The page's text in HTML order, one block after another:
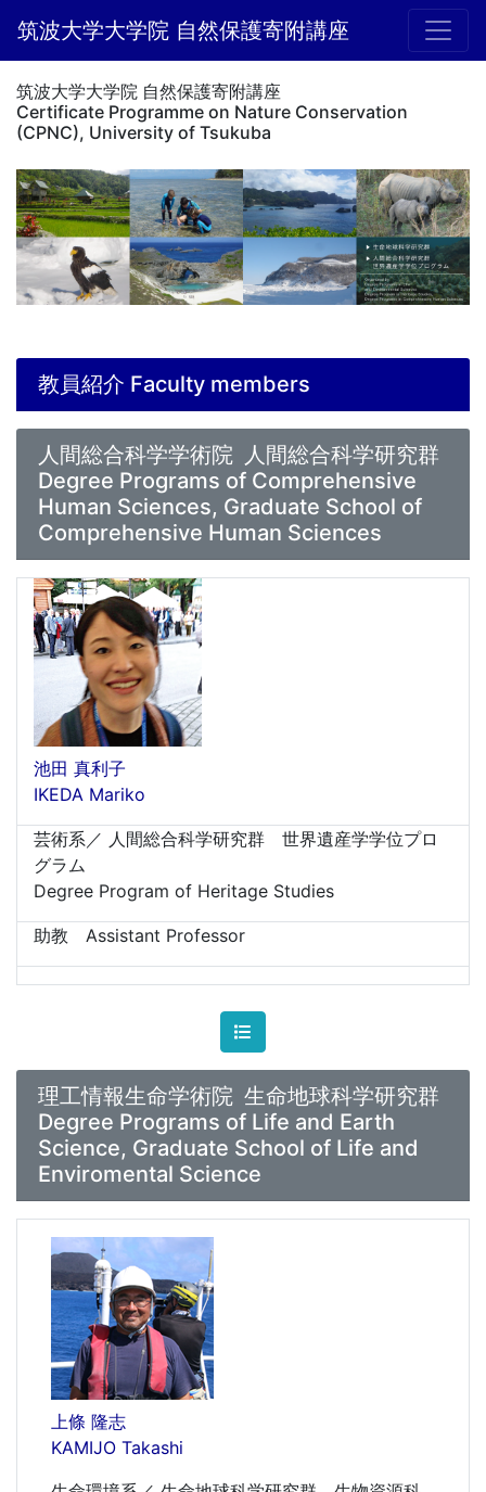
筑波大学大学院 自然保護寄附講座
筑波大学大学院 自然保護寄附講座
Certificate Programme on Nature Conservation
(CPNC), University of Tsukuba
教員紹介 Faculty members
人間総合科学学術院 人間総合科学研究群
Degree Programs of Comprehensive
Human Sciences, Graduate School of
Comprehensive Human Sciences
池田 真利子
IKEDA Mariko
芸術系／ 人間総合科学研究群 世界遺産学学位プロ
グラム
Degree Program of Heritage Studies
助教 Assistant Professor
理工情報生命学術院 生命地球科学研究群
Degree Programs of Life and Earth
Science, Graduate School of Life and
Enviromental Science
上條 隆志
KAMIJO Takashi